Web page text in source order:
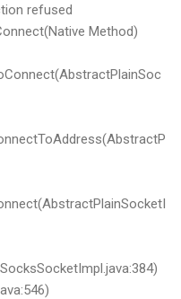
編碼的方式傳透過
所需的頻寬會更大，功
refused
Method)